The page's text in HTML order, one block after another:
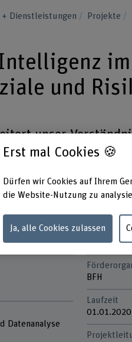
+ Dienstleistungen Projekte
und
unser
die HRM-Funktion
auswirkt.
Datenanalyse
BFH
Laufzeit
01.01.2020
Erst mal Cookies 🍪
Dürfen wir Cookies auf Ihrem
die Website-Nutzung zu
Ja, alle Cookies zulassen